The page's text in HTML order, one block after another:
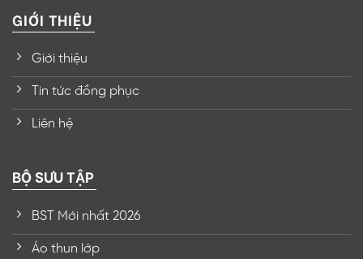
GIỚI THIỆU
Giới thiệu
Tin tức đồng phục
Liên hệ
BỘ SƯU TẬP
BST Mới nhất 2026
Áo thun lớp